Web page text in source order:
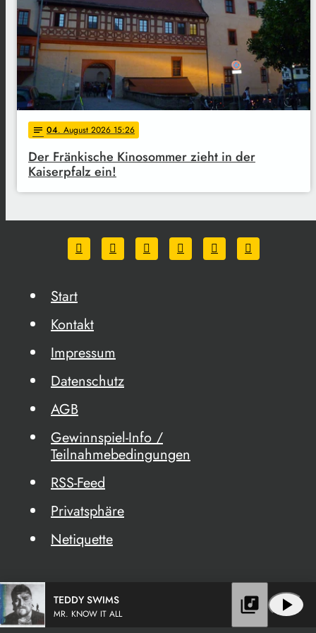
notes 04. August 2026 15:26
Der Fränkische Kinosommer zieht in der
Kaiserpfalz ein!
Start
Kontakt
Impressum
Datenschutz
AGB
Gewinnspiel-Info /
Teilnahmebedingungen
RSS-Feed
Privatsphäre
Netiquette
TEDDY SWIMS
MR. KNOW IT ALL play_arrow
library_music